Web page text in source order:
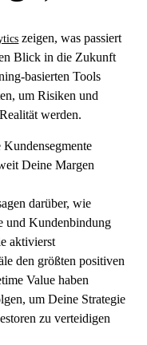
zeigen, was passiert
Blick in die Zukunft
basierten Tools
um Risiken und
werden.
Deine Margen
darüber, wie
und Kundenbindung
aktivierst
den größten positiven
Value haben
um Deine Strategie
zu verteidigen